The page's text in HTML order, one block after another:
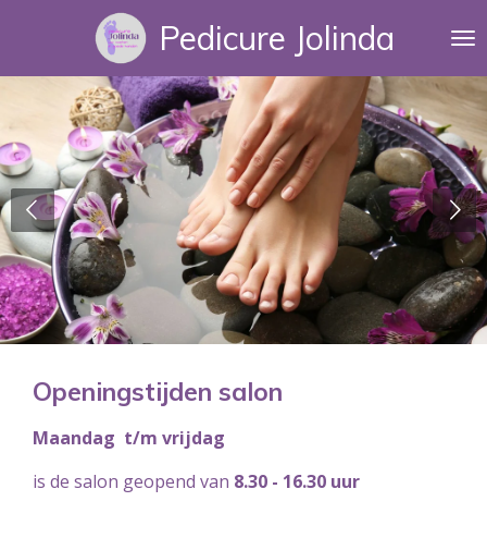
naar
hoofdinhoud
Pedicure Jolinda
Openingstijden salon
Maandag t/m vrijdag
is de salon geopend van 8.30 - 16.30 uur